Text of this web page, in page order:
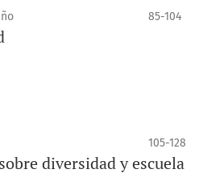
85-104
105-128
diversidad y escuela